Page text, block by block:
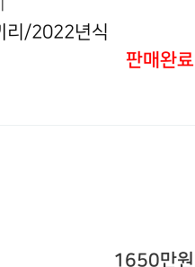
리/2022년식
판매완료
1650만원